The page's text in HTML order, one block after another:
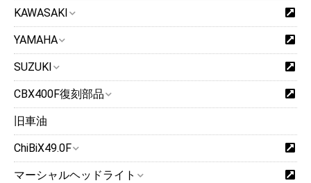
KAWASAKI
YAMAHA
SUZUKI
CBX400F復刻部品
旧車油
ChiBiX49.0F
マーシャルヘッドライト